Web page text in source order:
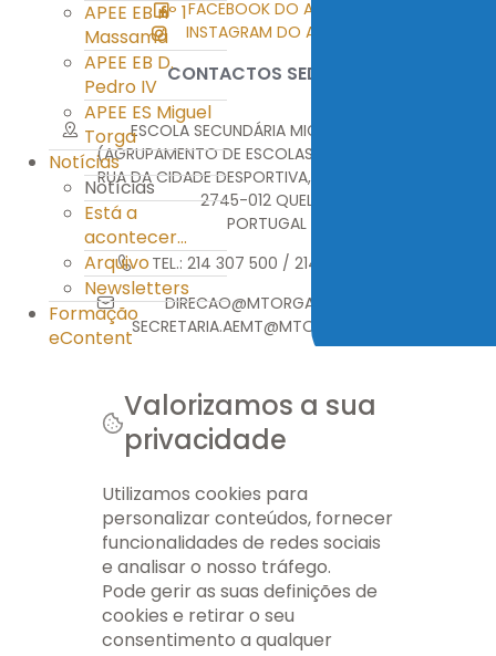
APEE EB nº 1
Massamá
APEE EB D.
Pedro IV
APEE ES Miguel
Torga
Notícias
Notícias
Está a
acontecer...
Arquivo
Newsletters
Formação
eContent
FACEBOOK DO AEMT
INSTAGRAM DO AEMT
CONTACTOS SEDE
ESCOLA SECUNDÁRIA MIGUEL TORGA
(AGRUPAMENTO DE ESCOLAS MIGUEL TORGA)
RUA DA CIDADE DESPORTIVA, MONTE ABRAÃO
2745-012 QUELUZ
PORTUGAL
TEL.: 214 307 500 / 214 376 314
DIRECAO@MTORGA.EDU.PT
SECRETARIA.AEMT@MTORGA.EDU.PT
© 2026 AEMT. TODOS OS DIREITOS RESERVADOS.
Valorizamos a sua
privacidade
Utilizamos cookies para
personalizar conteúdos, fornecer
funcionalidades de redes sociais
e analisar o nosso tráfego.
Pode gerir as suas definições de
cookies e retirar o seu
consentimento a qualquer